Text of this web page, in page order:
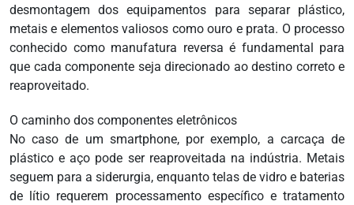
desmontagem dos equipamentos para separar plástico,
metais e elementos valiosos como ouro e prata. O processo
conhecido como manufatura reversa é fundamental para
que cada componente seja direcionado ao destino correto e
reaproveitado.
O caminho dos componentes eletrônicos
No caso de um smartphone, por exemplo, a carcaça de
plástico e aço pode ser reaproveitada na indústria. Metais
seguem para a siderurgia, enquanto telas de vidro e baterias
de lítio requerem processamento específico e tratamento